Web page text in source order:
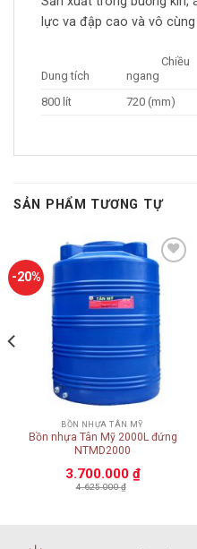
lực va đập cao và vô
Dung tích
Chiều
ngang
800 lít
720 (mm)
SẢN PHẨM TƯƠNG TỰ
-20%
Add to
wishlist
BỒN NHỰA TÂN MỸ
Bồn nhựa Tân Mỹ 2000L đứng
NTMD2000
3.700.000 ₫
4.625.000₫